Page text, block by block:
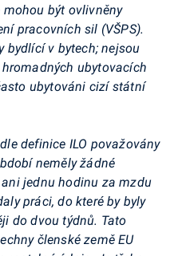
mohou být ovlivněny
pracovních sil (VŠPS).
bydlící v bytech; nejsou
ubytovacích
ubytováni cizí státní
definice ILO považovány
neměly žádné
jednu hodinu za mzdu
práci, do které by byly
do dvou týdnů. Tato
členské země EU